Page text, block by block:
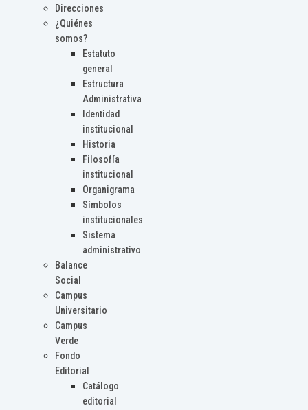
Direcciones
¿Quiénes
somos?
Estatuto
general
Estructura
Administrativa
Identidad
institucional
Historia
Filosofía
institucional
Organigrama
Símbolos
institucionales
Sistema
administrativo
Balance
Social
Campus
Universitario
Campus
Verde
Fondo
Editorial
Catálogo
editorial